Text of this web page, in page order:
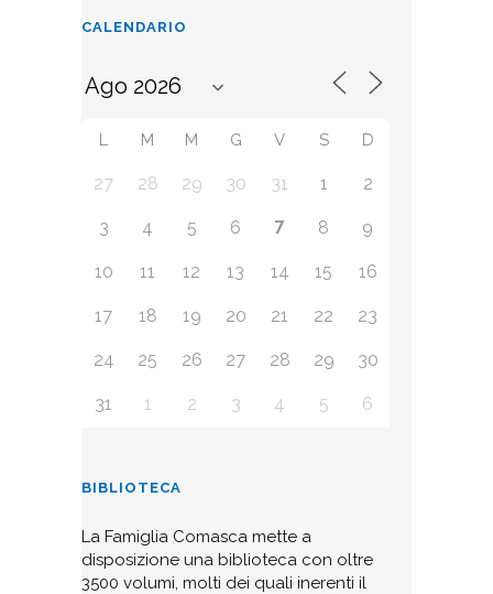
CALENDARIO
L M M G V S D
27 28 29 30 31 1 2
3 4 5 6 7 8 9
10 11 12 13 14 15 16
17 18 19 20 21 22 23
24 25 26 27 28 29 30
31 1 2 3 4 5 6
BIBLIOTECA
La Famiglia Comasca mette a
disposizione una biblioteca con oltre
3500 volumi, molti dei quali inerenti il